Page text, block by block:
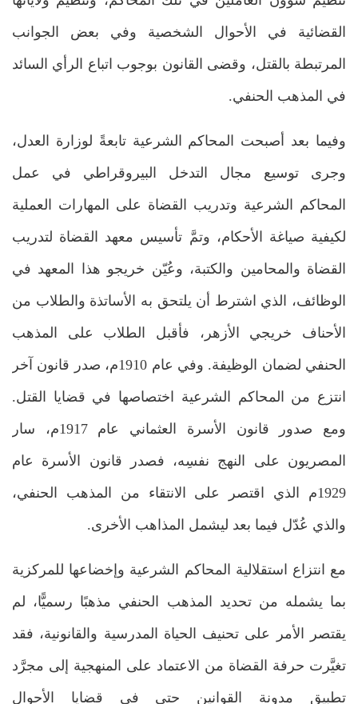
القضائية في الأحوال الشخصية وفي بعض الجوانب
المرتبطة بالقتل، وقضى القانون بوجوب اتباع الرأي السائد
في المذهب الحنفي.
وفيما بعد أصبحت المحاكم الشرعية تابعةً لوزارة العدل،
وجرى توسيع مجال التدخل البيروقراطي في عمل
المحاكم الشرعية وتدريب القضاة على المهارات العملية
لكيفية صياغة الأحكام، وتمَّ تأسيس معهد القضاة لتدريب
القضاة والمحامين والكتبة، وعُيّن خريجو هذا المعهد في
الوظائف، الذي اشترط أن يلتحق به الأساتذة والطلاب من
الأحناف خريجي الأزهر، فأقبل الطلاب على المذهب
الحنفي لضمان الوظيفة. وفي عام 1910م، صدر قانون آخر
انتزع من المحاكم الشرعية اختصاصها في قضايا القتل.
ومع صدور قانون الأسرة العثماني عام 1917م، سار
المصريون على النهج نفسِه، فصدر قانون الأسرة عام
1929م الذي اقتصر على الانتقاء من المذهب الحنفي،
والذي عُدّل فيما بعد ليشمل المذاهب الأخرى.
مع انتزاع استقلالية المحاكم الشرعية وإخضاعها للمركزية
بما يشمله من تحديد المذهب الحنفي مذهبًا رسميًّا، لم
يقتصر الأمر على تحنيف الحياة المدرسية والقانونية، فقد
تغيَّرت حرفة القضاة من الاعتماد على المنهجية إلى مجرَّد
تطبيق مدونة القوانين حتى في قضايا الأحوال